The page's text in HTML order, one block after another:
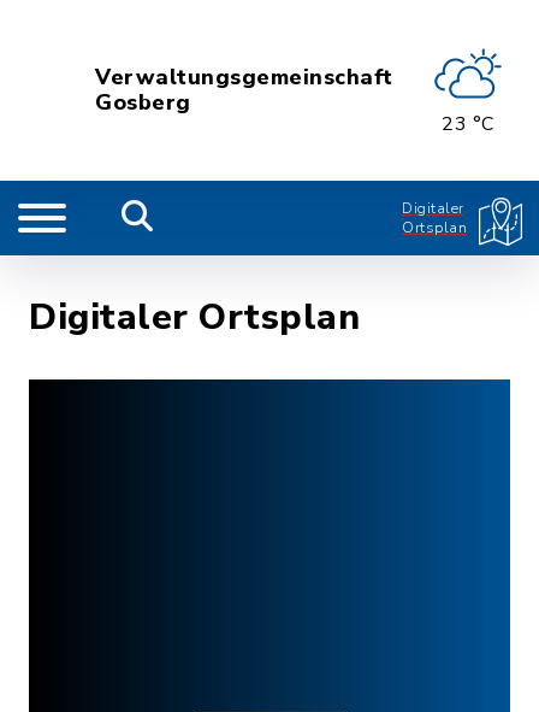
Verwaltungsgemeinschaft
Gosberg
23 °C
Digitaler
Ortsplan
Digitaler Ortsplan